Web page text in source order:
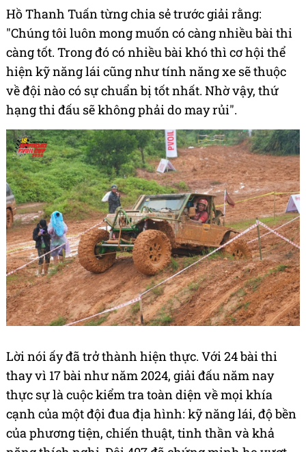
24 đường đuađược thiết kế với những thử thách
riêng. Từ những đoạn leo dốc đứng trơn trượt, qua
các khu vực lội suối, đầm lầy, đến những khúc cua
hẹp giữa rừng cây. Độ dài tổng cộng của các bài thi
cũng tăng lên nhiều so với năm trước, thử thách
sức bền cả người lẫn xe.
Hồ Thanh Tuấn từng chia sẻ trước giải rằng:
"Chúng tôi luôn mong muốn có càng nhiều bài thi
càng tốt. Trong đó có nhiều bài khó thì cơ hội thể
hiện kỹ năng lái cũng như tính năng xe sẽ thuộc
về đội nào có sự chuẩn bị tốt nhất. Nhờ vậy, thứ
hạng thi đấu sẽ không phải do may rủi".